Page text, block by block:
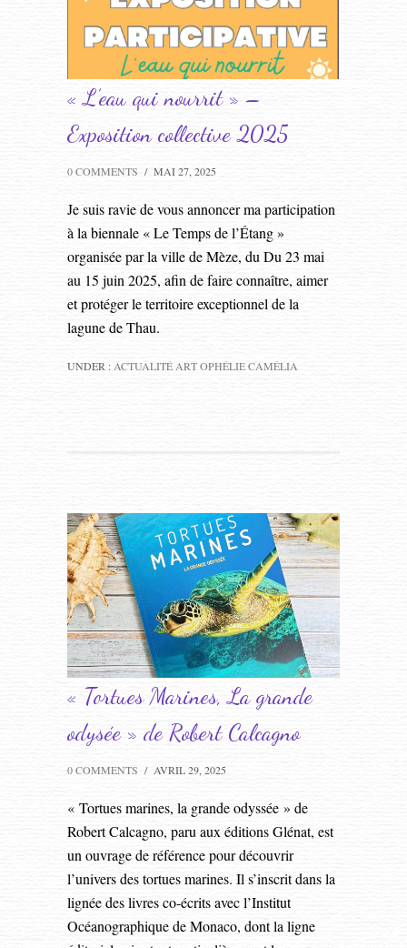
« L’eau qui nourrit » –
Exposition collective 2025
0 COMMENTS / MAI 27, 2025
Je suis ravie de vous annoncer ma participation
à la biennale « Le Temps de l’Étang »
organisée par la ville de Mèze, du Du 23 mai
au 15 juin 2025, afin de faire connaître, aimer
et protéger le territoire exceptionnel de la
lagune de Thau.
UNDER : ACTUALITÉ ART OPHÉLIE CAMÉLIA
« Tortues Marines, La grande
odysée » de Robert Calcagno
0 COMMENTS / AVRIL 29, 2025
« Tortues marines, la grande odyssée » de
Robert Calcagno, paru aux éditions Glénat, est
un ouvrage de référence pour découvrir
l’univers des tortues marines. Il s’inscrit dans la
lignée des livres co-écrits avec l’Institut
Océanographique de Monaco, dont la ligne